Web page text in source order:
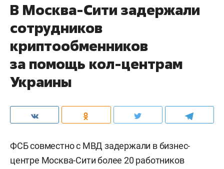
В Москва-Сити задержали
сотрудников
криптообменников
за помощь кол-центрам
Украины
ФСБ совместно с МВД задержали в бизнес-
центре Москва-Сити более 20 работников